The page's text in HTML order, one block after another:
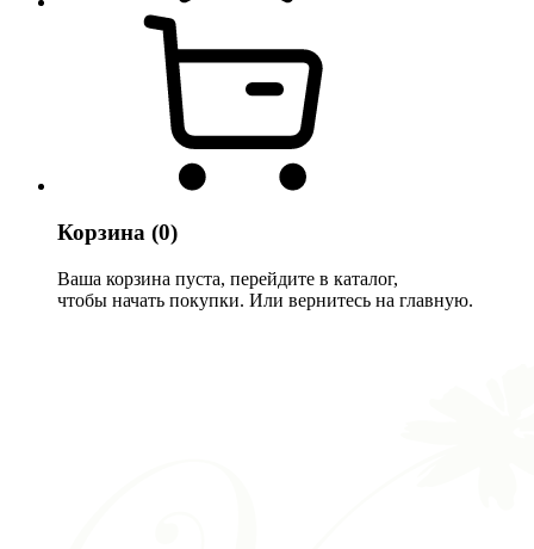
Корзина (0)
Ваша корзина пуста, перейдите в каталог,
чтобы начать покупки. Или вернитесь на главную.